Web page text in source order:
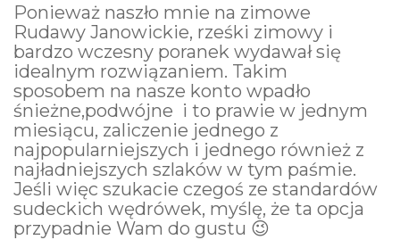
Ponieważ naszło mnie na zimowe
Rudawy Janowickie, rześki zimowy i
bardzo wczesny poranek wydawał się
idealnym rozwiązaniem. Takim
sposobem na nasze konto wpadło
śnieżne,podwójne i to prawie w jednym
miesiącu, zaliczenie jednego z
najpopularniejszych i jednego również z
najładniejszych szlaków w tym paśmie.
Jeśli więc szukacie czegoś ze standardów
sudeckich wędrówek, myślę, że ta opcja
przypadnie Wam do gustu 😉